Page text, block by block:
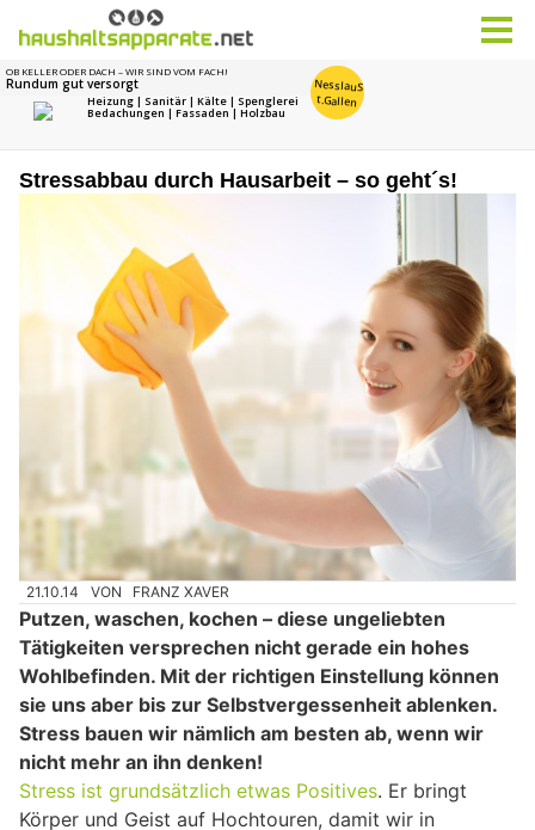
Stressabbau durch Hausarbeit – so geht´s!
21.10.14 VON FRANZ XAVER
Putzen, waschen, kochen – diese ungeliebten
Tätigkeiten versprechen nicht gerade ein hohes
Wohlbefinden. Mit der richtigen Einstellung können
sie uns aber bis zur Selbstvergessenheit ablenken.
Stress bauen wir nämlich am besten ab, wenn wir
nicht mehr an ihn denken!
Stress ist grundsätzlich etwas Positives. Er bringt
Körper und Geist auf Hochtouren, damit wir in